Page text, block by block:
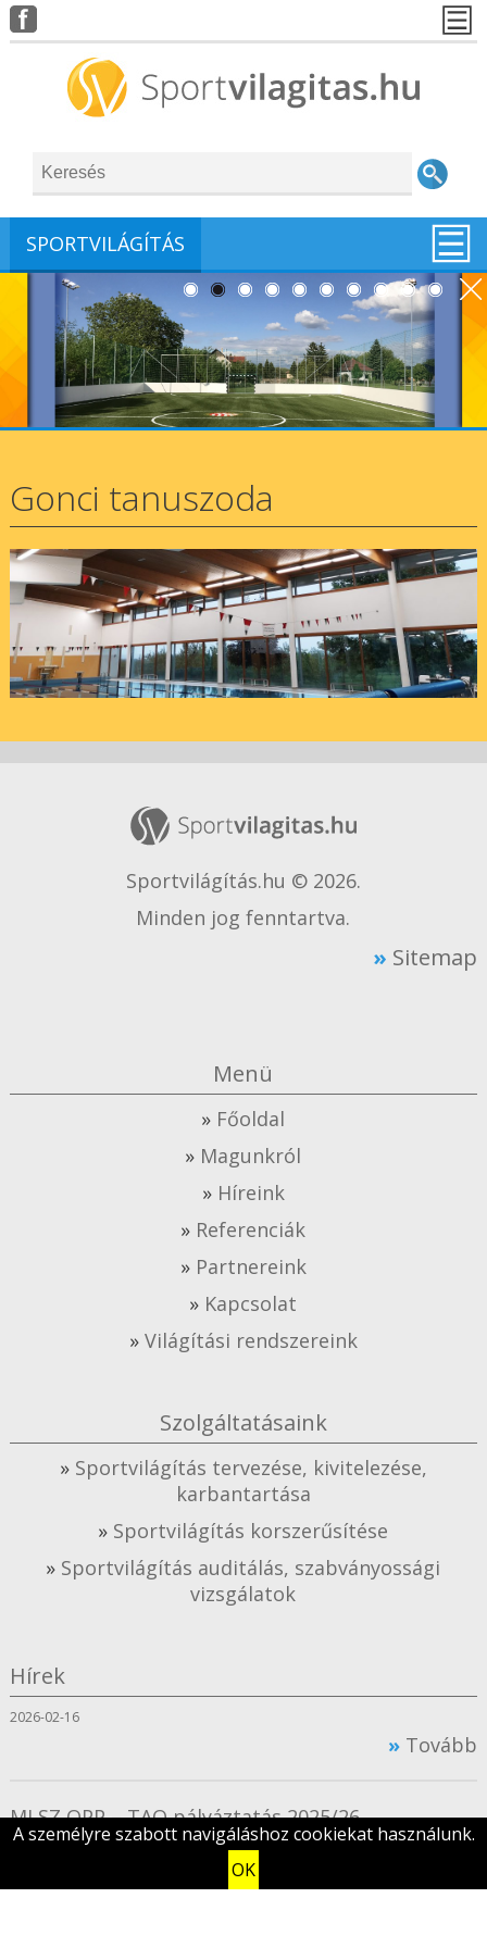
SPORTVILÁGÍTÁS
Gonci tanuszoda
Sportvilágítás.hu © 2026.
Minden jog fenntartva.
Sitemap
Menü
Főoldal
Magunkról
Híreink
Referenciák
Partnereink
Kapcsolat
Világítási rendszereink
Szolgáltatásaink
Sportvilágítás tervezése, kivitelezése,
karbantartása
Sportvilágítás korszerűsítése
Sportvilágítás auditálás, szabványossági
vizsgálatok
Hírek
2026-02-16
Tovább
MLSZ OPP – TAO pályáztatás 2025/26
2025-02-10
A személyre szabott navigáláshoz cookiekat használunk.
OK